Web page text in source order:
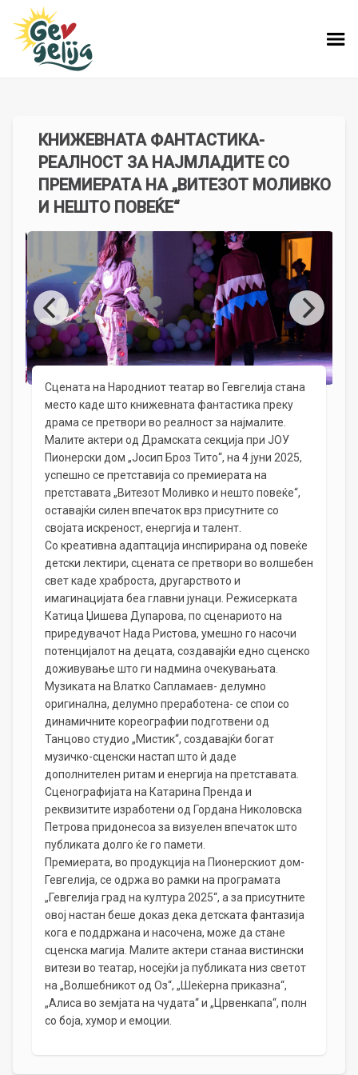
КНИЖЕВНАТА ФАНТАСТИКА-
РЕАЛНОСТ ЗА НАЈМЛАДИТЕ СО
ПРЕМИЕРАТА НА „ВИТЕЗОТ МОЛИВКО
И НЕШТО ПОВЕЌЕ“
Сцената на Народниот театар во Гевгелија стана
место каде што книжевната фантастика преку
драма се претвори во реалност за најмалите.
Малите актери од Драмската секција при ЈОУ
Пионерски дом „Јосип Броз Тито“, на 4 јуни 2025,
успешно се претставија со премиерата на
претставата „Витезот Моливко и нешто повеќе“,
оставајќи силен впечаток врз присутните со
својата искреност, енергија и талент.
Со креативна адаптација инспирирана од повеќе
детски лектири, сцената се претвори во волшебен
свет каде храброста, другарството и
имагинацијата беа главни јунаци. Режисерката
Катица Џишева Дупарова, по сценариото на
приредувачот Нада Ристова, умешно го насочи
потенцијалот на децата, создавајќи едно сценско
доживување што ги надмина очекувањата.
Музиката на Влатко Сапламаев- делумно
оригинална, делумно преработена- се спои со
динамичните кореографии подготвени од
Танцово студио „Мистик“, создавајќи богат
музичко-сценски настап што ѝ даде
дополнителен ритам и енергија на претставата.
Сценографијата на Катарина Пренда и
реквизитите изработени од Гордана Николовска
Петрова придонесоа за визуелен впечаток што
публиката долго ќе го памети.
Премиерата, во продукција на Пионерскиот дом-
Гевгелија, се одржа во рамки на програмата
„Гевгелија град на култура 2025“, а за присутните
овој настан беше доказ дека детската фантазија
кога е поддржана и насочена, може да стане
сценска магија. Малите актери станаа вистински
витези во театар, носејќи ја публиката низ светот
на „Волшебникот од Оз“, „Шеќерна приказна“,
„Алиса во земјата на чудата“ и „Црвенкапа“, полн
со боја, хумор и емоции.